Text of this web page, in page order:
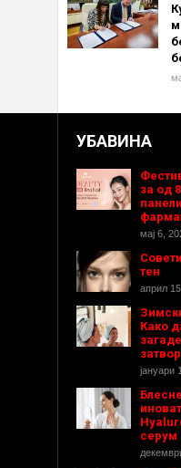
УБАВИНА
за од
мај 6,
тен
април
Како
јануари
серум